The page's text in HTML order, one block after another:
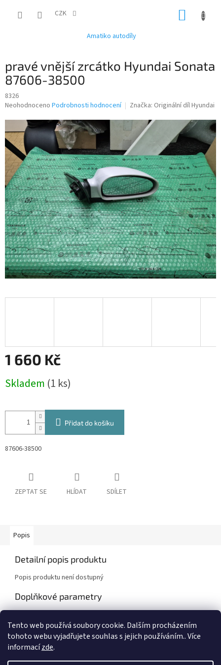
Tento web používá soubory cookie. Dalším procházením
tohoto webu vyjadřujete souhlas s jejich používáním.. Více
informacízde.
CZK
Amatiko autodíly
pravé vnější zrcátko Hyundai Sonata
87606-38500
8326
Průměrné
produktu
je
0,0
z
5
hvězdiček.
Neohodnoceno Podrobnosti hodnocení Značka: Originální díl Hyundai
1 660 Kč
cena:
Skladem (1 ks)
Přidat do košíku
87606-38500
ZEPTAT SE HLÍDAT SDÍLET
Popis
Detailní popis produktu
Popis produktu není dostupný
Doplňkové parametry
Záruka: 2 roky